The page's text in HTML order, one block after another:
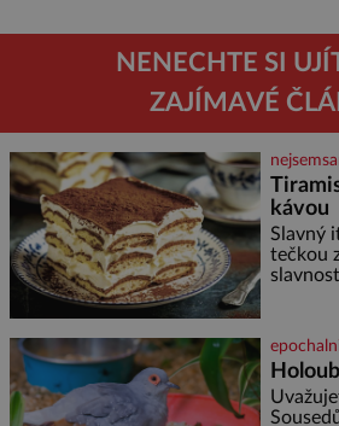
NENECHTE SI
ZAJÍMAVÉ
kávou
Slavný
tečkou
osoby: 250 g mascarpone 3
vejce 80 g cukru 200 g
silné kávy 2 lžíce
kakao